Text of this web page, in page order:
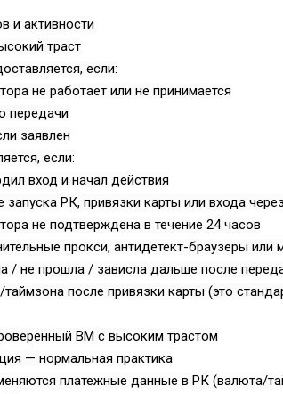
и активности
траст
если:
не работает или не принимается
передачи
заявлен
если:
вход и начал действия
РК, привязки карты или входа
не подтверждена в течение 24 часов
прокси, антидетект-браузеры или
/ не прошла / зависла дальше после
после привязки карты (это
BM с высоким трастом
— нормальная практика
платежные данные в РК (валюта/
скидок)